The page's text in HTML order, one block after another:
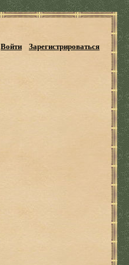
Войти Зарегистрироваться